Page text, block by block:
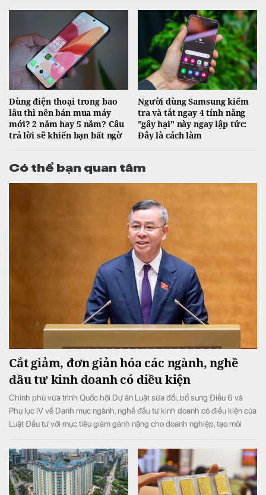
Dùng điện thoại trong bao
lâu thì nên bán mua máy
mới? 2 năm hay 5 năm? Câu
trả lời sẽ khiến bạn bất ngờ
Người dùng Samsung kiểm
tra và tắt ngay 4 tính năng
"gây hại" này ngay lập tức:
Đây là cách làm
Có thể bạn quan tâm
Cắt giảm, đơn giản hóa các ngành, nghề
đầu tư kinh doanh có điều kiện
Chính phủ vừa trình Quốc hội Dự án Luật sửa đổi, bổ sung Điều 6 và
Phụ lục IV về Danh mục ngành, nghề đầu tư kinh doanh có điều kiện của
Luật Đầu tư với mục tiêu giảm gánh nặng cho doanh nghiệp, tạo môi